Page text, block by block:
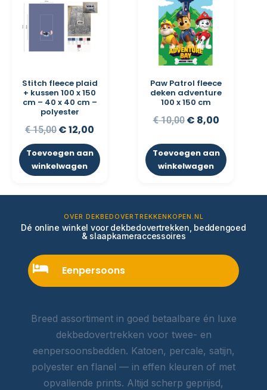
Stitch fleece plaid
+ kussen 100 x 150
cm – 40 x 40 cm –
polyester
€15,00 €12,00
Toevoegen aan
winkelwagen
Paw Patrol fleece
deken adventure
100 x 150 cm
€10,00 € 8,00
Toevoegen aan
winkelwagen
OVER DEKBEDOVERTREKKENKOPEN.NL
Dé online winkel voor dekbedovertrekken, beddengoed
& slaapkameraccessoires
Eenpersoons
Breed assortiment in goed betaalbare én luxe
dekbedovertrekken voor twee- en
eenpersoonsbedden. Katoen, percale, satijn,
polyester en flanel — in effen kleuren of met
opvallende prints. Altijd scherp geprijsd,